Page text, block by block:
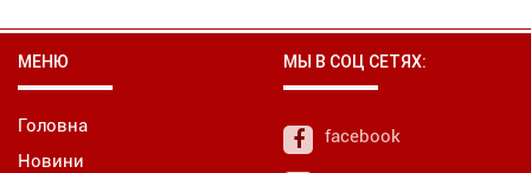
МЕНЮ
Головна
Новини
МЫ В СОЦ СЕТЯХ:
facebook